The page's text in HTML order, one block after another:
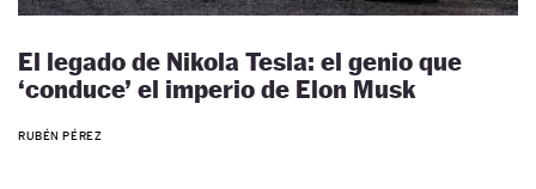
El legado de Nikola Tesla: el genio que
‘conduce’ el imperio de Elon Musk
RUBÉN PÉREZ